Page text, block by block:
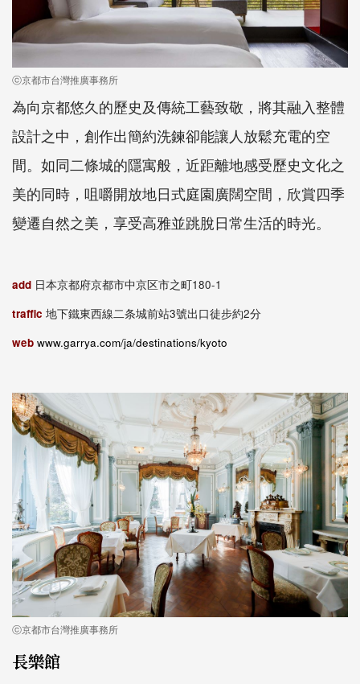
ⓒ京都市台灣推廣事務所
為向京都悠久的歷史及傳統工藝致敬，將其融入整體
設計之中，創作出簡約洗鍊卻能讓人放鬆充電的空
間。如同二條城的隱寓般，近距離地感受歷史文化之
美的同時，咀嚼開放地日式庭園廣闊空間，欣賞四季
變遷自然之美，享受高雅並跳脫日常生活的時光。
add 日本京都府京都市中京区市之町180-1
traffic 地下鐵東西線二条城前站3號出口徒步約2分
web www.garrya.com/ja/destinations/kyoto
ⓒ京都市台灣推廣事務所
長樂館